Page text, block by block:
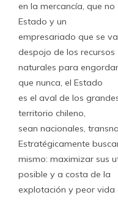
en la mercancía, que
Estado y un
empresariado que se
despojo de los recursos
naturales para
que nunca, el Estado
es el aval de los
territorio chileno,
sean nacionales,
Estratégicamente
mismo: maximizar sus
posible y a costa de la
explotación y peor vida